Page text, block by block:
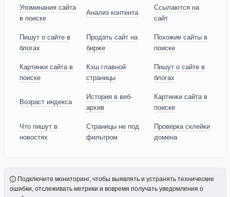
Упоминания сайта
в поиске
Анализ контента
Ссылаются на
сайт
Пишут о сайте в
блогах
Продать сайт на
бирже
Похожие сайты в
поиске
Картинки сайта в
поиске
Кэш главной
страницы
Пишут о сайте в
блогах
Возраст индекса
История в веб-
архив
Картинки сайта в
поиске
Что пишут в
новостях
Страницы не под
фильтром
Проверка склейки
домена
Подключите мониторинг, чтобы выявлять и устранять технические
ошибки, отслеживать метрики и вовремя получать уведомления о